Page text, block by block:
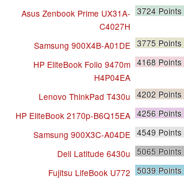
Asus Zenbook Prime UX31A-
C4027H
3724 Points
Samsung 900X4B-A01DE 3775 Points
HP EliteBook Folio 9470m
H4P04EA
4168 Points
Lenovo ThinkPad T430u 4202 Points
HP EliteBook 2170p-B6Q15EA 4256 Points
Samsung 900X3C-A04DE 4549 Points
Dell Latitude 6430u 5065 Points
Fujitsu LifeBook U772 5039 Points